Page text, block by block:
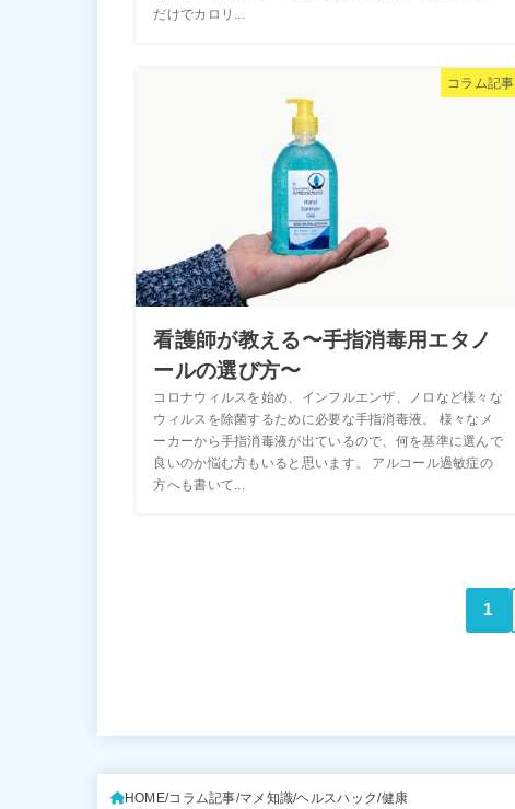
だけでカロリ...
コラム記事
看護師が教える〜手指消毒用エタノ
ールの選び方〜
コロナウィルスを始め、インフルエンザ、ノロなど様々な
ウィルスを除菌するために必要な手指消毒液。 様々なメ
ーカーから手指消毒液が出ているので、何を基準に選んで
良いのか悩む方もいると思います。 アルコール過敏症の
方へも書いて...
1
HOME コラム記事 マメ知識 ヘルスハック 健康